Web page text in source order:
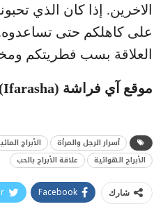
الاخرين. إذا كان الذي
على كاهلكم حتى
العلاقة بسب فطريتكم
موقع آي فراشة (Ifarasha)
أسرار الرجل والمرأة الأبراج
الأبراج الهوائية
علاقة الأبراج بالحب
شارك Facebook